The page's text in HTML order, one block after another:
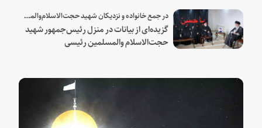
در جمع خانواده و نزدیکان شهید حجت‌الاسلام‌والمسلمین رئیسی:
گزیده‌ای از بیانات در منزل رئیس‌جمهور شهید
حجت‌الاسلام والمسلمین رئیسی